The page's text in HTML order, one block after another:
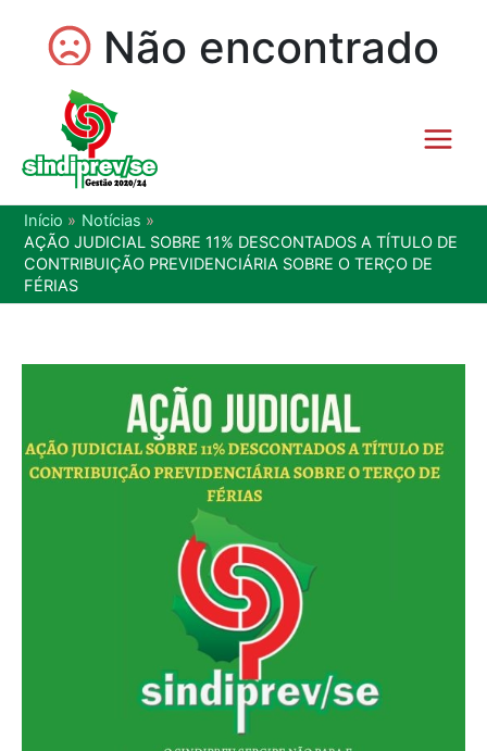
Início
Notícias
AÇÃO JUDICIAL SOBRE 11% DESCONTADOS A TÍTULO DE
CONTRIBUIÇÃO PREVIDENCIÁRIA SOBRE O TERÇO DE
FÉRIAS